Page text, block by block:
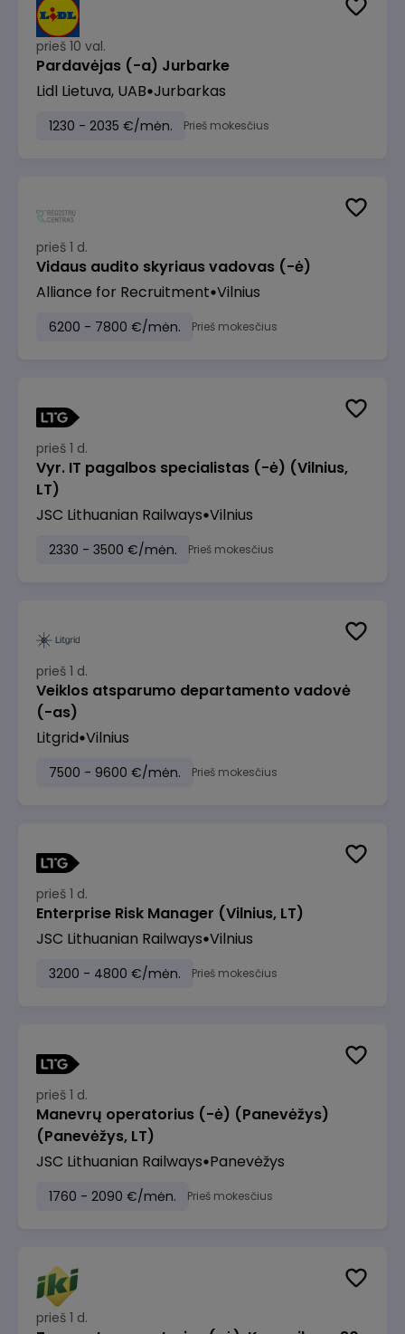
prieš 10 val.
Pardavėjas (-a) Jurbarke
Lidl Lietuva, UAB Jurbarkas
1230 - 2035 €/mėn. Prieš mokesčius
prieš 1 d.
Vidaus audito skyriaus vadovas (-ė)
Alliance for Recruitment Vilnius
6200 - 7800 €/mėn. Prieš mokesčius
prieš 1 d.
Vyr. IT pagalbos specialistas (-ė) (Vilnius,
LT)
JSC Lithuanian Railways Vilnius
2330 - 3500 €/mėn. Prieš mokesčius
prieš 1 d.
Veiklos atsparumo departamento vadovė
(-as)
Litgrid Vilnius
7500 - 9600 €/mėn. Prieš mokesčius
prieš 1 d.
Enterprise Risk Manager (Vilnius, LT)
JSC Lithuanian Railways Vilnius
3200 - 4800 €/mėn. Prieš mokesčius
prieš 1 d.
Manevrų operatorius (-ė) (Panevėžys)
(Panevėžys, LT)
JSC Lithuanian Railways Panevėžys
1760 - 2090 €/mėn. Prieš mokesčius
prieš 1 d.